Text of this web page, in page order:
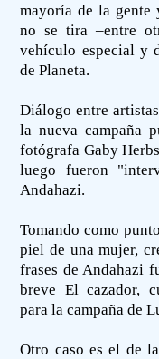
mayoría de la gente
no se tira –entre
vehículo especial y
de Planeta.
Diálogo entre
la nueva campaña
fotógrafa Gaby
luego fueron
Andahazi.
Tomando como
piel de una mujer,
frases de Andahazi
breve El cazador,
para la campaña de
Otro caso es el de